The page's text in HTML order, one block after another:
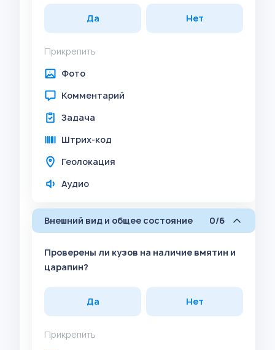
Да Нет
Прикрепить
Фото
Комментарий
Задача
Штрих-код
Геолокация
Аудио
Внешний вид и общее состояние 0/6
Проверены ли кузов на наличие вмятин и
царапин?
Да Нет
Прикрепить